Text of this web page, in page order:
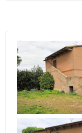
Bagni
minimi
Qualsiasi
1